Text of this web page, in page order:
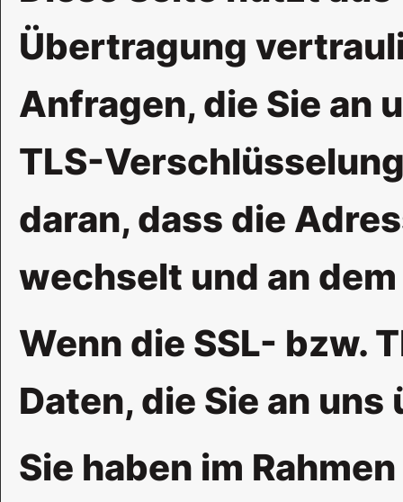
Übertragung
Anfragen, die Sie an
TLS-
daran, dass die
wechselt und an
Wenn die SSL- bzw.
Daten, die Sie an
Sie haben im